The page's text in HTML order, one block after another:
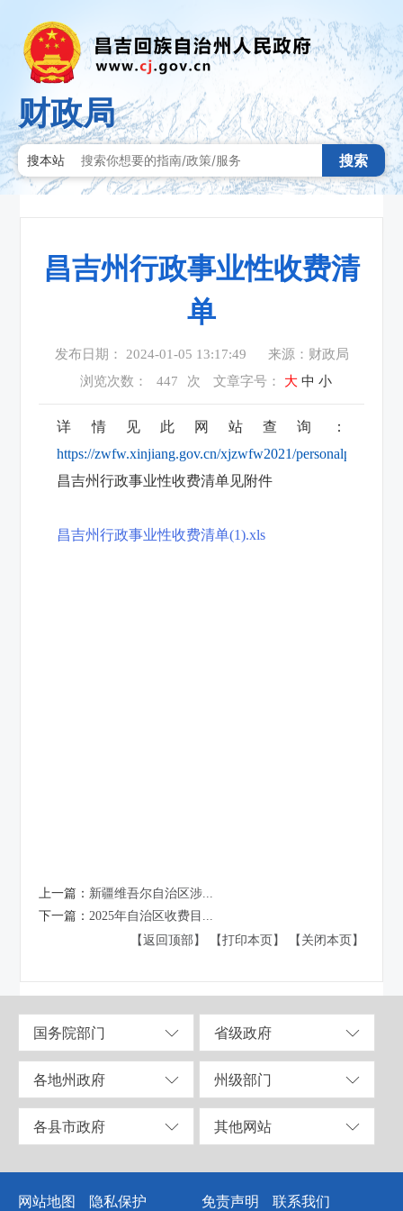
财政局
搜本站 搜索
昌吉州行政事业性收费清
单
发布日期： 2024-01-05 13:17:49
来源：财政局
浏览次数：
447 次 文章字号： 大 中 小
详情见此网站查询：
https://zwfw.xinjiang.gov.cn/xjzwfw2021/
昌吉州行政事业性收费清单见附件
昌吉州行政事业性收费清单(1).xls
上一篇： 新疆维吾尔自治区涉...
下一篇： 2025年自治区收费目...
【返回顶部】
【打印本页】 【关闭本页】
国务院部门 省级政府
各地州政府 州级部门
各县市政府 其他网站
网站地图 隐私保护 免责声明 联系我们